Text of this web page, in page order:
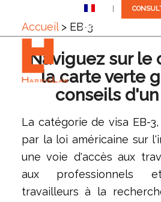
Appelez-nous: +1 (305)
Accueil> EB-3
Naviguez sur le
la carte verte
conseils
La catégorie de visa EB-
par la loi américaine sur
une voie d'accès aux
aux professionnels
travailleurs à la